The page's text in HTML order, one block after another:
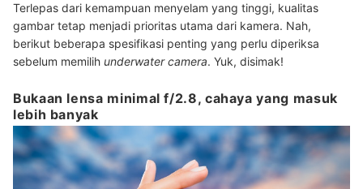
Terlepas dari kemampuan menyelam yang tinggi, kualitas
gambar tetap menjadi prioritas utama dari kamera. Nah,
berikut beberapa spesifikasi penting yang perlu diperiksa
sebelum memilih underwater camera. Yuk, disimak!
Bukaan lensa minimal f/2.8, cahaya yang masuk
lebih banyak